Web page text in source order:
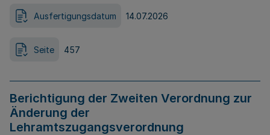
Ausfertigungsdatum 14.07.2026
Seite 457
Berichtigung der Zweiten Verordnung zur
Änderung der
Lehramtszugangsverordnung